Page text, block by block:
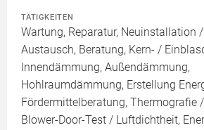
TÄTIGKEITEN
Wartung, Reparatur, Neuinstallation
Austausch, Beratung, Kern- /
Innendämmung, Außendämmung,
Hohlraumdämmung, Erstellung
Fördermittelberatung, Thermografie
Blower-Door-Test / Luftdichtheit,